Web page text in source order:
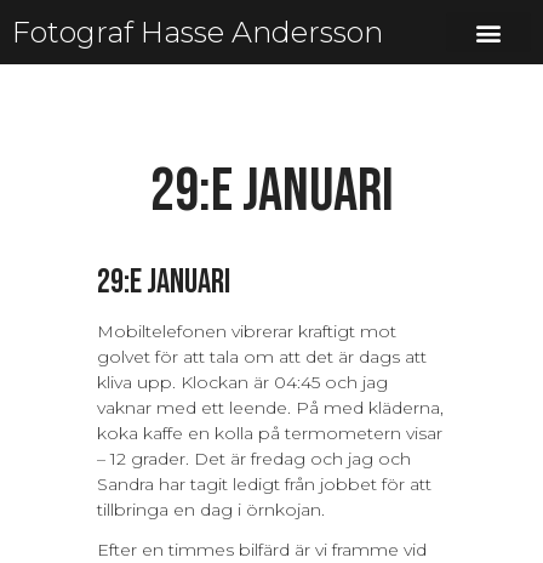
Fotograf Hasse Andersson
29:e januari
29:e januari
Mobiltelefonen vibrerar kraftigt mot
golvet för att tala om att det är dags att
kliva upp. Klockan är 04:45 och jag
vaknar med ett leende. På med kläderna,
koka kaffe en kolla på termometern visar
– 12 grader. Det är fredag och jag och
Sandra har tagit ledigt från jobbet för att
tillbringa en dag i örnkojan.
Efter en timmes bilfärd är vi framme vid